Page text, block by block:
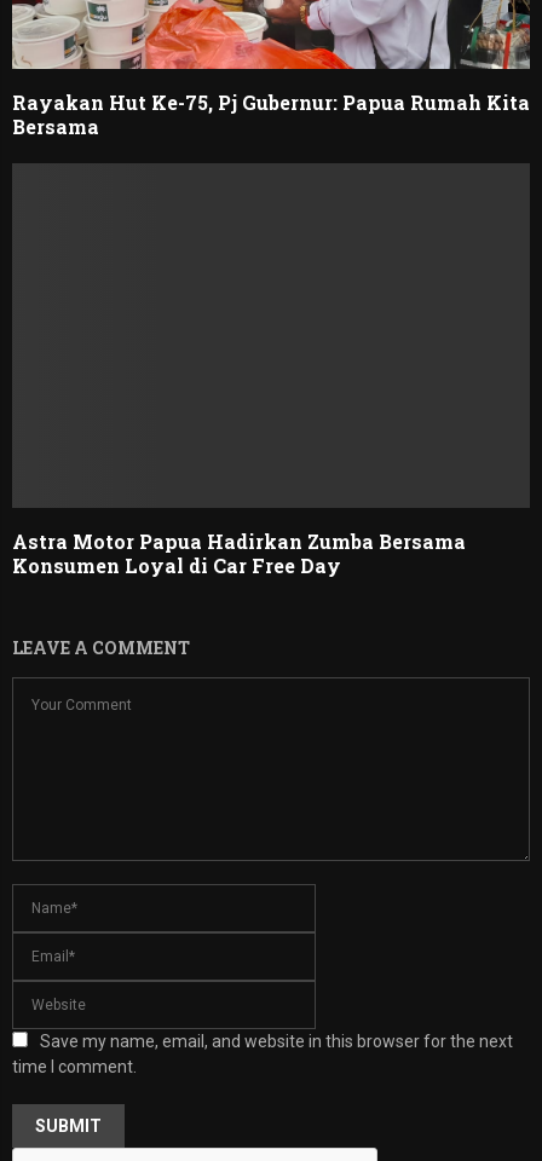
Rayakan Hut Ke-75, Pj Gubernur: Papua Rumah Kita
Bersama
Astra Motor Papua Hadirkan Zumba Bersama
Konsumen Loyal di Car Free Day
LEAVE A COMMENT
Save my name, email, and website in this browser for the next
time I comment.